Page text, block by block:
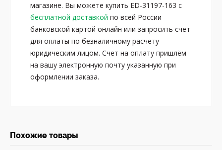
магазине. Вы можете купить ED-31197-163 с
бесплатной доставкой по всей России
банковской картой онлайн или запросить счет
для оплаты по безналичному расчету
юридическим лицом. Счет на оплату пришлём
на вашу электронную почту указанную при
оформлении заказа.
Похожие товары